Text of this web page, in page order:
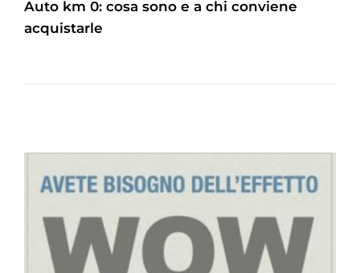
Auto km 0: cosa sono e a chi conviene
acquistarle